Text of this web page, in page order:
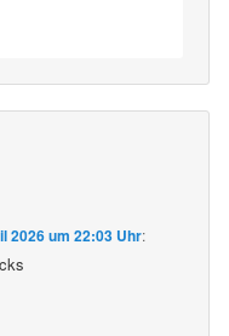
2026 um 22:03 Uhr: